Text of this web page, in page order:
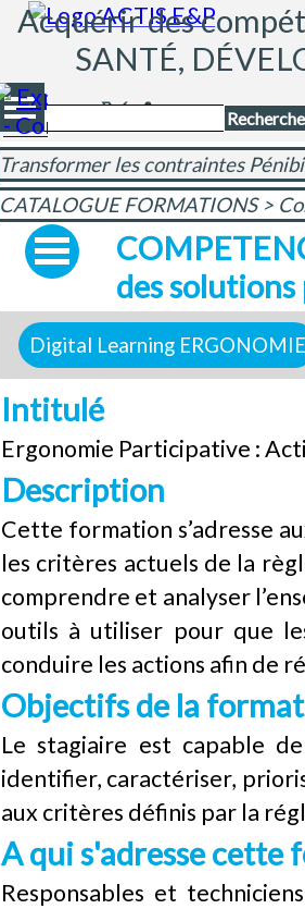
Acquérir des
SANTÉ,
Sauter le menu
Transformer les contraintes
CATALOGUE FORMATIONS>
des
Digital Learning ERGONOMIE
Intitulé
Ergonomie Participative :
Description
Cette formation s’adresse
les critères actuels de la
comprendre et analyser
outils à utiliser pour que
conduire les actions afin de
Objectifs de la
Le stagiaire est capable
identifier, caractériser,
aux critères définis par la
A qui s'adresse cette
Responsables et